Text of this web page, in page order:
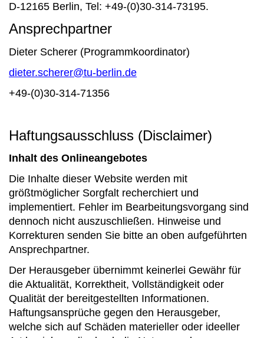
D-12165 Berlin, Tel: +49-(0)30-314-73195.
Ansprechpartner
Dieter Scherer (Programmkoordinator)
dieter.scherer@tu-berlin.de
+49-(0)30-314-71356
Haftungsausschluss (Disclaimer)
Inhalt des Onlineangebotes
Die Inhalte dieser Website werden mit
größtmöglicher Sorgfalt recherchiert und
implementiert. Fehler im Bearbeitungsvorgang sind
dennoch nicht auszuschließen. Hinweise und
Korrekturen senden Sie bitte an oben aufgeführten
Ansprechpartner.
Der Herausgeber übernimmt keinerlei Gewähr für
die Aktualität, Korrektheit, Vollständigkeit oder
Qualität der bereitgestellten Informationen.
Haftungsansprüche gegen den Herausgeber,
welche sich auf Schäden materieller oder ideeller